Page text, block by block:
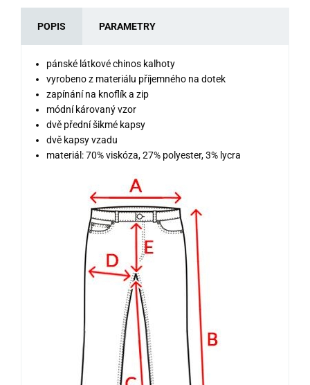
POPIS PARAMETRY
pánské látkové chinos kalhoty
vyrobeno z materiálu příjemného na dotek
zapínání na knoflík a zip
módní károvaný vzor
dvě přední šikmé kapsy
dvě kapsy vzadu
materiál: 70% viskóza, 27% polyester, 3% lycra